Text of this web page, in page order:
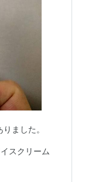
ました。
スクリーム